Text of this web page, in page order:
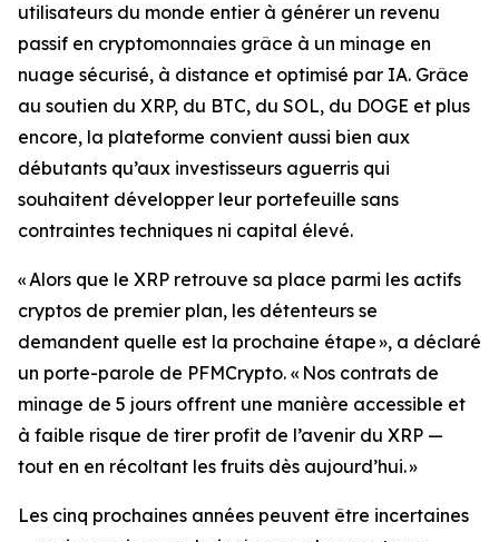
utilisateurs du monde entier à générer un revenu
passif en cryptomonnaies grâce à un minage en
nuage sécurisé, à distance et optimisé par IA. Grâce
au soutien du XRP, du BTC, du SOL, du DOGE et plus
encore, la plateforme convient aussi bien aux
débutants qu’aux investisseurs aguerris qui
souhaitent développer leur portefeuille sans
contraintes techniques ni capital élevé.
« Alors que le XRP retrouve sa place parmi les actifs
cryptos de premier plan, les détenteurs se
demandent quelle est la prochaine étape », a déclaré
un porte-parole de PFMCrypto. « Nos contrats de
minage de 5 jours offrent une manière accessible et
à faible risque de tirer profit de l’avenir du XRP —
tout en en récoltant les fruits dès aujourd’hui. »
Les cinq prochaines années peuvent être incertaines